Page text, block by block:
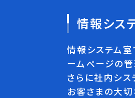
情報シス
情報システム室
ームページの管
さらに社内シス
お客さまの大切